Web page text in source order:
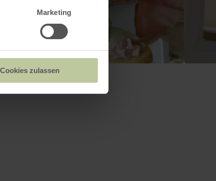
Marketing
Cookies zulassen